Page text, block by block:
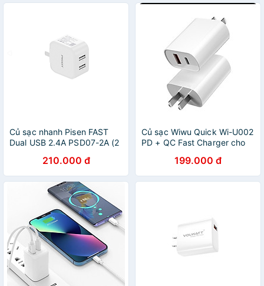
Củ sạc nhanh Pisen FAST
Dual USB 2.4A PSD07-2A (2
210.000 đ
Củ sạc Wiwu Quick Wi-U002
PD + QC Fast Charger cho
Type-C hỗ trợ sạc nhanh -
Hàng chính hãng
199.000 đ